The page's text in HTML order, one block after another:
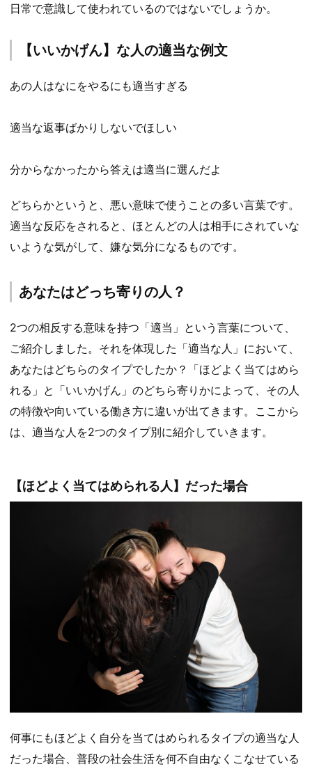
日常で意識して使われているのではないでしょうか。
【いいかげん】な人の適当な例文
あの人はなにをやるにも適当すぎる
適当な返事ばかりしないでほしい
分からなかったから答えは適当に選んだよ
どちらかというと、悪い意味で使うことの多い言葉です。
適当な反応をされると、ほとんどの人は相手にされていな
いような気がして、嫌な気分になるものです。
あなたはどっち寄りの人？
2つの相反する意味を持つ「適当」という言葉について、
ご紹介しました。それを体現した「適当な人」において、
あなたはどちらのタイプでしたか？「ほどよく当てはめら
れる」と「いいかげん」のどちら寄りかによって、その人
の特徴や向いている働き方に違いが出てきます。ここから
は、適当な人を2つのタイプ別に紹介していきます。
【ほどよく当てはめられる人】だった場合
何事にもほどよく自分を当てはめられるタイプの適当な人
だった場合、普段の社会生活を何不自由なくこなせている